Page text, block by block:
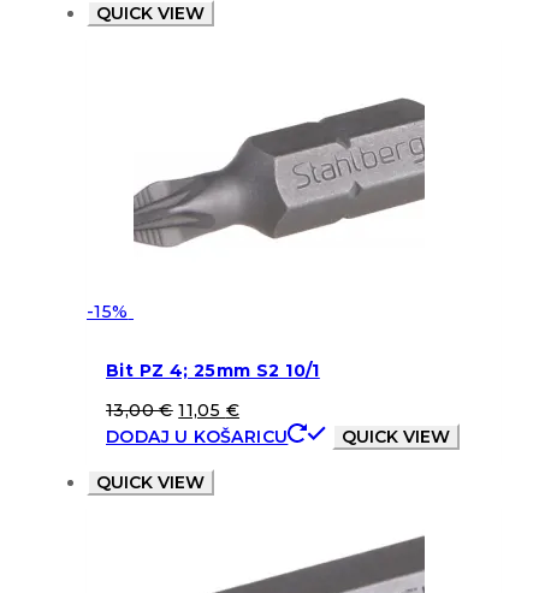
QUICK VIEW
-15%
Bit PZ 4; 25mm S2 10/1
13,00€ 11,05 €
DODAJ U KOŠARICU
QUICK VIEW
QUICK VIEW